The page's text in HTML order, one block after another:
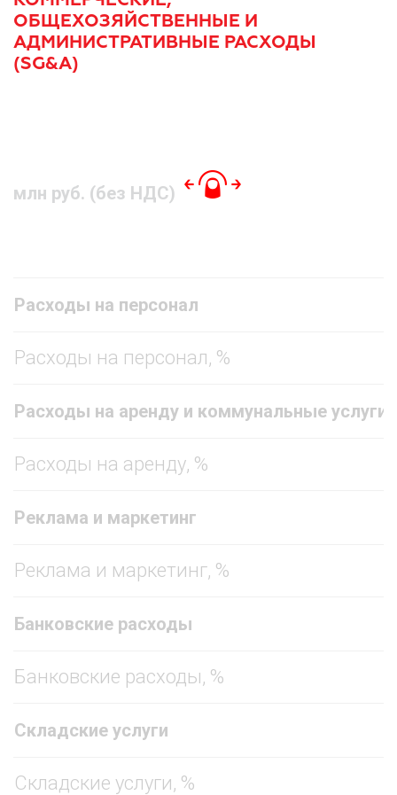
ОБЩЕХОЗЯЙСТВЕННЫЕ И
АДМИНИСТРАТИВНЫЕ РАСХОДЫ
(SG&A)
млн руб. (без НДС)
Расходы на персонал
Расходы на персонал, %
Расходы на аренду и коммунальные услуги
Расходы на аренду, %
Реклама и маркетинг
Реклама и маркетинг, %
Банковские расходы
Банковские расходы, %
Складские услуги
Складские услуги, %